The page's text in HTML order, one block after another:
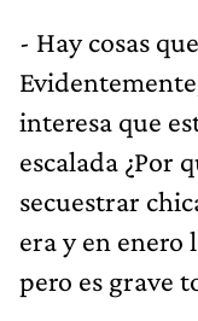
- Hay cosas
interesa que
escalada ¿Por
secuestrar
era y en enero
pero es grave